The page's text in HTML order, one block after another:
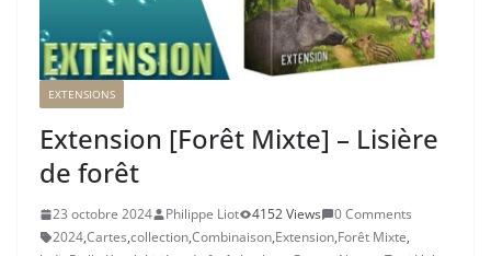
EXTENSIONS
Extension [Forêt Mixte] – Lisière
de forêt
23 octobre 2024 Philippe Liot 4152 Views
0 Comments
2024,Cartes,collection,Combinaison,Extension,Forêt Mixte,